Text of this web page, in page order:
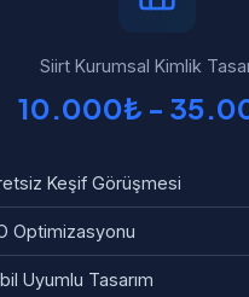
Siirt Kurumsal Kimlik
10.000₺ -
Keşif Görüşmesi
Optimizasyonu
Uyumlu Tasarım